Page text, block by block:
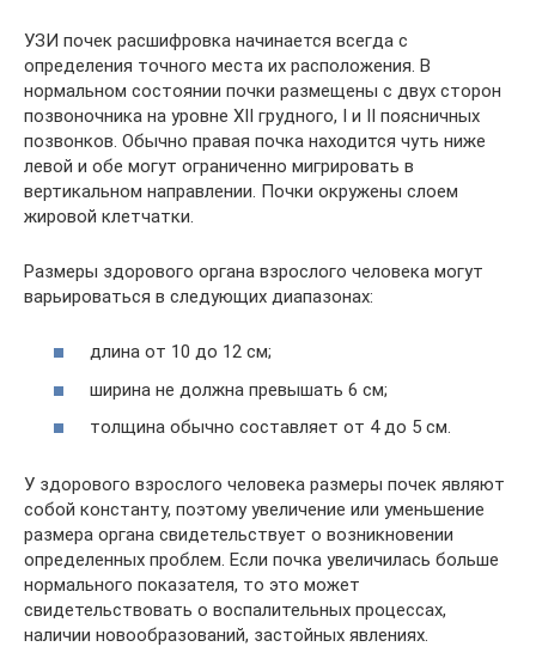
УЗИ почек расшифровка начинается всегда с
определения точного места их расположения. В
нормальном состоянии почки размещены с двух сторон
позвоночника на уровне XII грудного, I и ІІ поясничных
позвонков. Обычно правая почка находится чуть ниже
левой и обе могут ограниченно мигрировать в
вертикальном направлении. Почки окружены слоем
жировой клетчатки.
Размеры здорового органа взрослого человека могут
варьироваться в следующих диапазонах:
длина от 10 до 12 см;
ширина не должна превышать 6 см;
толщина обычно составляет от 4 до 5 см.
У здорового взрослого человека размеры почек являют
собой константу, поэтому увеличение или уменьшение
размера органа свидетельствует о возникновении
определенных проблем. Если почка увеличилась больше
нормального показателя, то это может
свидетельствовать о воспалительных процессах,
наличии новообразований, застойных явлениях.